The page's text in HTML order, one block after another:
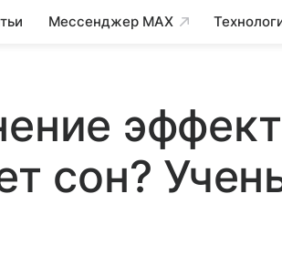
Мессенджер MAX
сон?